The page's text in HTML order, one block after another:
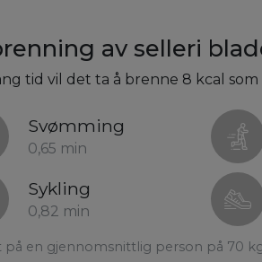
av selleri
tid vil det ta å brenne 8 kcal
Svømming
0,65 min
Sykling
0,82 min
på en gjennomsnittlig person på 70